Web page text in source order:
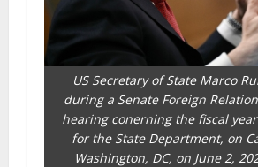
US Secretary of State Marco
during a Senate Foreign
hearing conerning the fiscal
for the State Department, on
Washington, DC, on June 2,